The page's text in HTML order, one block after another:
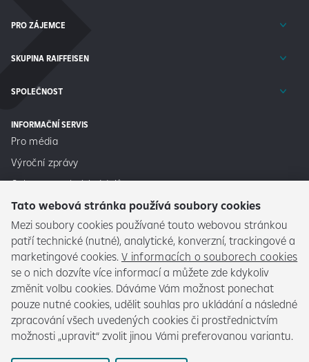
Tato webová stránka používá soubory cookies
Mezi soubory cookies používané touto webovou stránkou
patří technické (nutné), analytické, konverzní, trackingové a
marketingové cookies. V informacích o souborech cookies
se o nich dozvíte více informací a můžete zde kdykoliv
změnit volbu cookies. Dáváme Vám možnost ponechat
pouze nutné cookies, udělit souhlas pro ukládání a následné
zpracování všech uvedených cookies či prostřednictvím
možnosti „upravit“ zvolit jinou Vámi preferovanou variantu.
PRO ZÁJEMCE
INFORMAČNÍ SERVIS
Pro média
Výroční zprávy
Ochrana osobních údajů
Informační memorandum NRKI
Informace pro spotřebitele
Informace podle Nařízení o datech
Prohlášení o přístupnosti - spotřebitelský úvěr
Prohlášení o přístupnosti webových stránek
Cookies
Seznam spolupracujících společností
Často kladené dotazy
SKUPINA RAIFFEISEN
SPOLEČNOST